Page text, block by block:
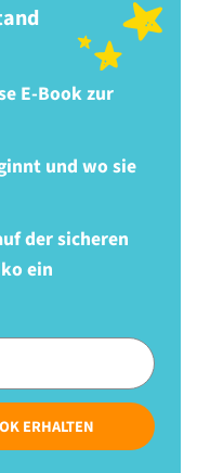
E-Book zur
und wo sie
der sicheren
ein
ERHALTEN